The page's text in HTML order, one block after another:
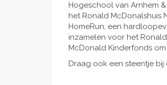
Hogeschool van Arnhem
het Ronald McDonalshuis
HomeRun, een
inzamelen voor het
McDonald Kinderfonds
Draag ook een steentje bij